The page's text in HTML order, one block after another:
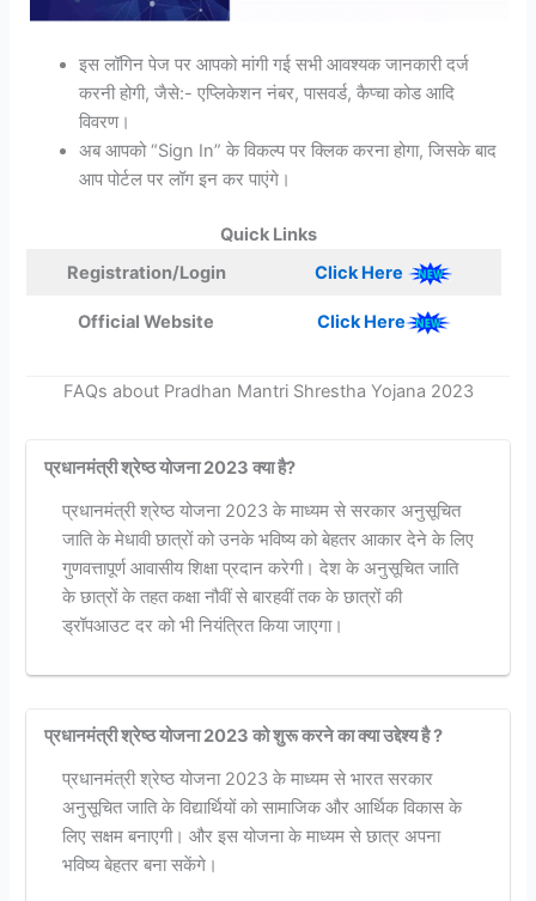
इस लॉगिन पेज पर आपको मांगी गई सभी आवश्यक जानकारी दर्ज
करनी होगी, जैसे:- एप्लिकेशन नंबर, पासवर्ड, कैप्चा कोड आदि
विवरण।
अब आपको “Sign In” के विकल्प पर क्लिक करना होगा, जिसके बाद
आप पोर्टल पर लॉग इन कर पाएंगे।
Quick Links
Registration/Login
Click Here
Official Website Click Here
FAQs about Pradhan Mantri Shrestha Yojana 2023
प्रधानमंत्री श्रेष्ठ योजना 2023 क्या है?
प्रधानमंत्री श्रेष्ठ योजना 2023 के माध्यम से सरकार अनुसूचित
जाति के मेधावी छात्रों को उनके भविष्य को बेहतर आकार देने के लिए
गुणवत्तापूर्ण आवासीय शिक्षा प्रदान करेगी। देश के अनुसूचित जाति
के छात्रों के तहत कक्षा नौवीं से बारहवीं तक के छात्रों की
ड्रॉपआउट दर को भी नियंत्रित किया जाएगा।
प्रधानमंत्री श्रेष्ठ योजना 2023 को शुरू करने का क्या उद्देश्य है ?
प्रधानमंत्री श्रेष्ठ योजना 2023 के माध्यम से भारत सरकार
अनुसूचित जाति के विद्यार्थियों को सामाजिक और आर्थिक विकास के
लिए सक्षम बनाएगी। और इस योजना के माध्यम से छात्र अपना
भविष्य बेहतर बना सकेंगे।